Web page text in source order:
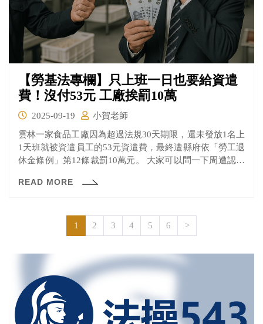
【勞基法專欄】只上班一日也要給資遣
費！沒付53元 工廠挨罰10萬
2025-09-19
小賀老師
雲林一家食品工廠因為超過法規30天期限，還未發放1名上
1天班就被資遣員工的53元資遣費，最終遭縣府依「勞工退
休金條例」第12條裁罰10萬元。 大家可以問一下周遭認識
有些老闆會說『蛤！1天也要給！』
READ MORE
1 2 3 4 5 6 >